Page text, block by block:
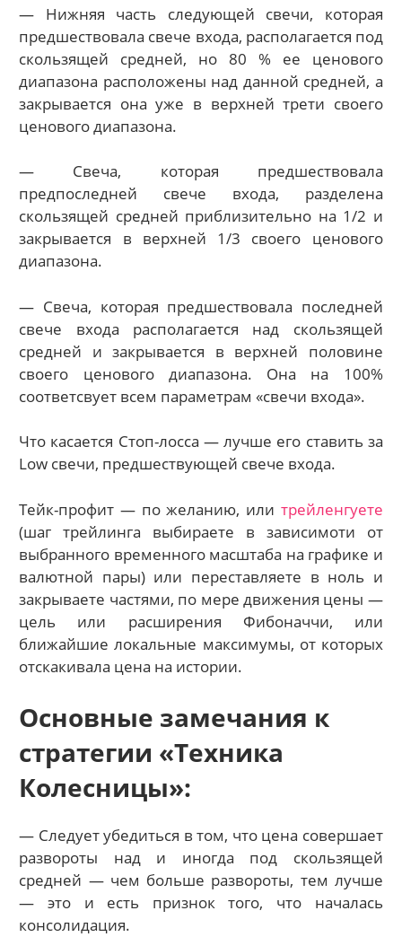
— Нижняя часть следующей свечи, которая
предшествовала свече входа, располагается под
скользящей средней, но 80 % ее ценового
диапазона расположены над данной средней, а
закрывается она уже в верхней трети своего
ценового диапазона.
— Свеча, которая предшествовала
предпоследней свече входа, разделена
скользящей средней приблизительно на 1/2 и
закрывается в верхней 1/3 своего ценового
диапазона.
— Свеча, которая предшествовала последней
свече входа располагается над скользящей
средней и закрывается в верхней половине
своего ценового диапазона. Она на 100%
соответсвует всем параметрам «свечи входа».
Что касается Стоп-лосса — лучше его ставить за
Low свечи, предшествующей свече входа.
Тейк-профит — по желанию, или трейленгуете
(шаг трейлинга выбираете в зависимоти от
выбранного временного масштаба на графике и
валютной пары) или переставляете в ноль и
закрываете частями, по мере движения цены —
цель или расширения Фибоначчи, или
ближайшие локальные максимумы, от которых
отскакивала цена на истории.
Основные замечания к
стратегии «Техника
Колесницы»:
— Следует убедиться в том, что цена совершает
развороты над и иногда под скользящей
средней — чем больше развороты, тем лучше
— это и есть признок того, что началась
консолидация.